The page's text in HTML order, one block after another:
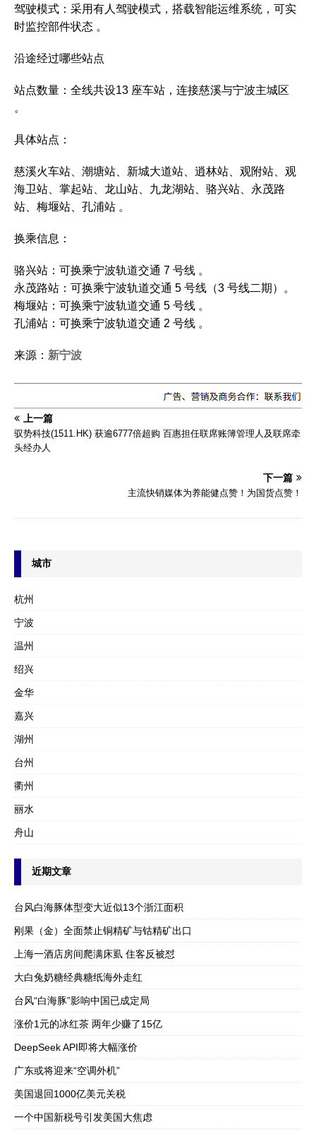
‌驾驶模式‌：采用有人驾驶模式，搭载智能运维系统，可实
时监控部件状态 。‌‌
沿途经过哪些站点
‌站点数量‌：全线共设‌13 座车站‌，连接慈溪与宁波主城区
。‌
‌具体站点‌：
慈溪火车站、潮塘站、新城大道站、逍林站、观附站、观
海卫站、掌起站、龙山站、九龙湖站、骆兴站、永茂路
站、梅堰站、孔浦站 。‌
‌换乘信息‌：
‌骆兴站‌：可换乘宁波轨道交通 7 号线 。
‌永茂路站‌：可换乘宁波轨道交通 5 号线（3 号线二期）。
‌梅堰站‌：可换乘宁波轨道交通 5 号线 。
‌孔浦站‌：可换乘宁波轨道交通 2 号线 。‌
来源： 新宁波
上一篇
驭势科技(1511.HK) 获逾6777倍超购 百惠担任联席账簿管理人及联席牵
头经办人
下一篇
主流快销媒体为养能健点赞！为国货点赞！
城市
杭州
宁波
温州
绍兴
金华
嘉兴
湖州
台州
衢州
丽水
舟山
近期文章
台风白海豚体型变大近似13个浙江面积
刚果（金）全面禁止铜精矿与钴精矿出口
上海一酒店房间爬满床虱 住客反被怼
大白兔奶糖经典糖纸海外走红
台风“白海豚”影响中国已成定局
涨价1元的冰红茶 两年少赚了15亿
DeepSeek API即将大幅涨价
广东或将迎来“空调外机”
美国退回1000亿美元关税
一个中国新税号引发美国大焦虑